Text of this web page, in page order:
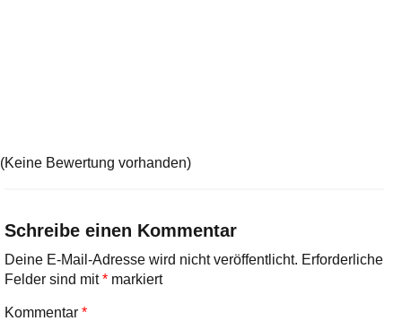
(Keine Bewertung vorhanden)
Schreibe einen Kommentar
Deine E-Mail-Adresse wird nicht veröffentlicht. Erforderliche
Felder sind mit*markiert
Kommentar *